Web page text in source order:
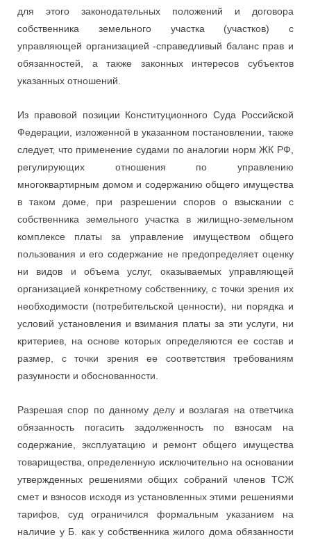
для этого законодательных положений и договора
собственника земельного участка (участков) с
управляющей организацией -справедливый баланс прав и
обязанностей, а также законных интересов субъектов
указанных отношений.
Из правовой позиции Конституционного Суда Российской
Федерации, изложенной в указанном постановлении, также
следует, что применение судами по аналогии норм ЖК РФ,
регулирующих отношения по управлению
многоквартирным домом и содержанию общего имущества
в таком доме, при разрешении споров о взыскании с
собственника земельного участка в жилищно-земельном
комплексе платы за управление имуществом общего
пользования и его содержание не предопределяет оценку
ни видов и объема услуг, оказываемых управляющей
организацией конкретному собственнику, с точки зрения их
необходимости (потребительской ценности), ни порядка и
условий установления и взимания платы за эти услуги, ни
критериев, на основе которых определяются ее состав и
размер, с точки зрения ее соответствия требованиям
разумности и обоснованности.
Разрешая спор по данному делу и возлагая на ответчика
обязанность погасить задолженность по взносам на
содержание, эксплуатацию и ремонт общего имущества
товарищества, определенную исключительно на основании
утвержденных решениями общих собраний членов ТСЖ
смет и взносов исходя из установленных этими решениями
тарифов, суд ограничился формальным указанием на
наличие у Б. как у собственника жилого дома обязанности